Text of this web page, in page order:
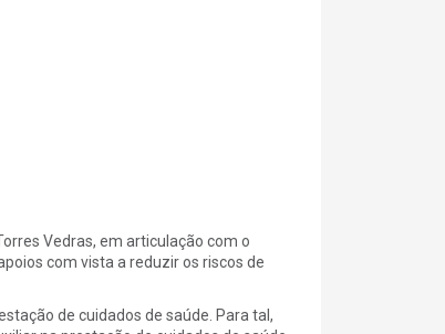
Vedras, em articulação com o
com vista a reduzir os riscos de
de cuidados de saúde. Para tal,